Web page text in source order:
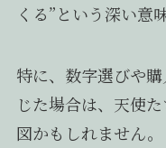
くる”という深い意
特に、数字選びや
じた場合は、天使
図かもしれません。